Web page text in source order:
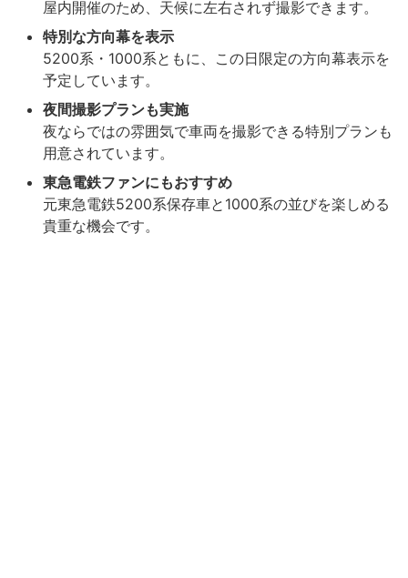
屋内開催のため、天候に左右されず撮影できます。
特別な方向幕を表示
5200系・1000系ともに、この日限定の方向幕表示を
予定しています。
夜間撮影プランも実施
夜ならではの雰囲気で車両を撮影できる特別プランも
用意されています。
東急電鉄ファンにもおすすめ
元東急電鉄5200系保存車と1000系の並びを楽しめる
貴重な機会です。